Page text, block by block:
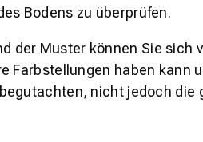
Bodens zu überprüfen.
der Muster können Sie
Farbstellungen haben
nicht jedoch